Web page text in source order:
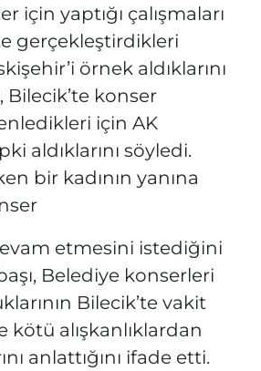
için yaptığı çalışmaları
gerçekleştirdikleri
örnek aldıklarını
Bilecik’te konser
için AK
aldıklarını söyledi.
bir kadının yanına
etmesini istediğini
Belediye konserleri
Bilecik’te vakit
kötü alışkanlıklardan
anlattığını ifade etti.